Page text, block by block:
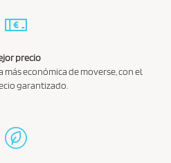
precio
económica de moverse, con el
garantizado.